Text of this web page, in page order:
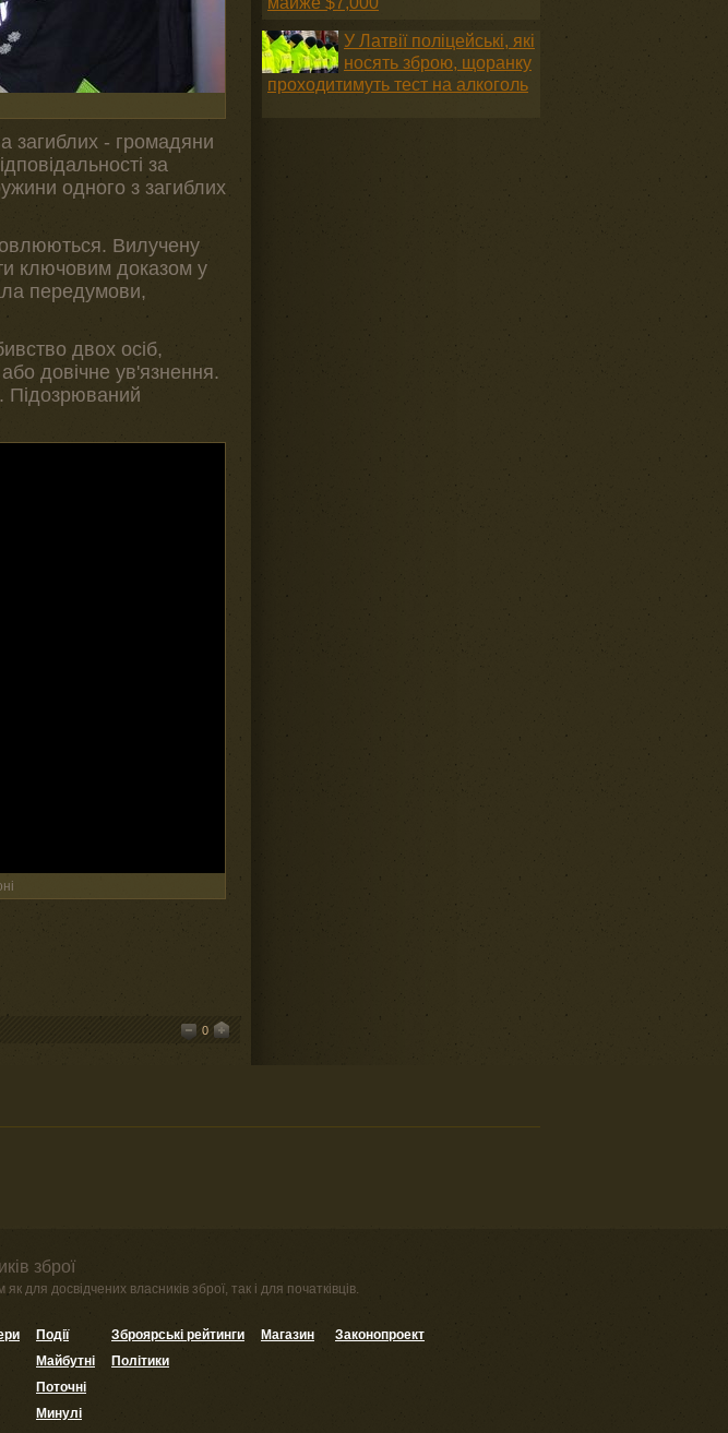
загиблих - громадяни
за
одного з загиблих
Вилучену
ключовим доказом у
передумови,
двох осіб,
довічне ув'язнення.
Підозрюваний
0
У Латвії поліцейські, які
носять зброю, щоранку
проходитимуть тест на алкоголь
зброї
досвідчених власників зброї, так і для початківців.
Події
Майбутні
Поточні
Минулі
Зброярські рейтинги
Політики
Магазин Законопроект